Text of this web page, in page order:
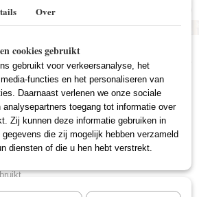
>Familie Film Gebruikt
Over
cookies gebruikt
gebruikt voor verkeersanalyse, het
functies en het personaliseren van
Daarnaast verlenen we onze sociale
toegang tot informatie over
Zij kunnen deze informatie gebruiken in
die zij mogelijk hebben verzameld
diensten of die u hen hebt verstrekt.